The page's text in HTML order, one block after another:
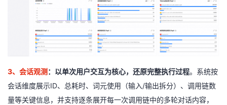
3、会话观测 ：以单次用户交互为核心，还原完整执行过程。系统按
会话维度展示ID、总耗时、词元使用（输入/输出拆分）、调用链数
量等关键信息，并支持逐条展开每一次调用链中的多轮对话内容，